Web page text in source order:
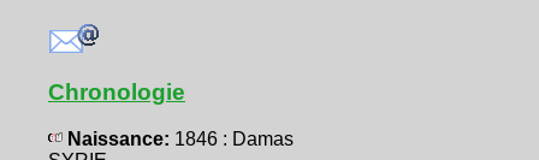
Chronologie
Naissance: 1846 : Damas